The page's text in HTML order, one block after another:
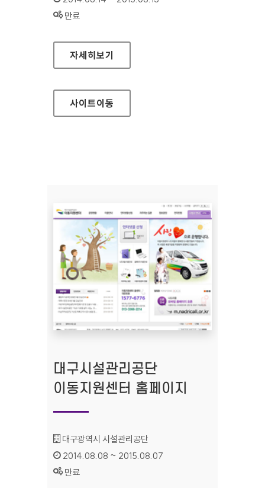
상태 :
만료
5·18 기념재단 홈페이지
자세히보기
사이트이동
대구시설관리공단
이동지원센터 홈페이지
기관명 :
대구광역시 시설관리공단
인증기간 :
2014.08.08 ~ 2015.08.07
상태 :
만료